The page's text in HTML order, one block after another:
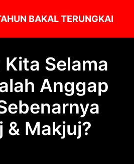
BAKAL TERUNGKAI
Selama
Anggap
& Makjuj?